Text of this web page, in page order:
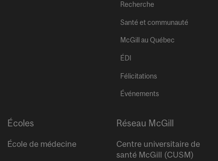
Recherche
Santé et communauté
McGill au Québec
ÉDI
Félicitations
Événements
Écoles
École de médecine
Réseau McGill
Centre universitaire de
santé McGill (CUSM)